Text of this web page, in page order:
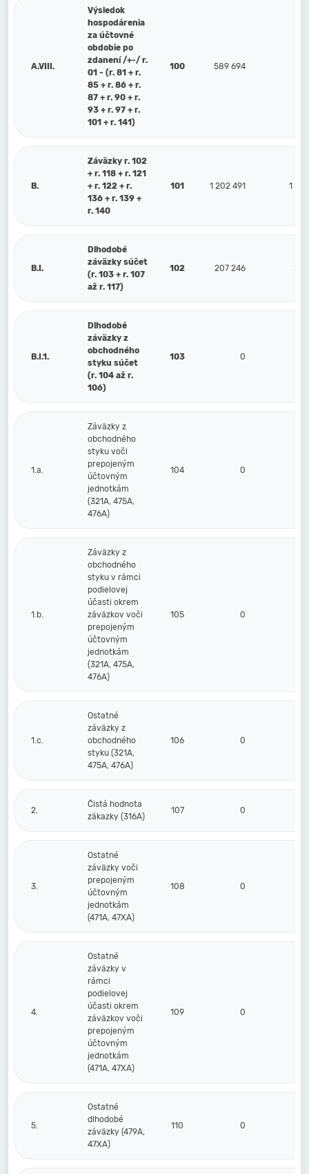
A.VIII.
Výsledok
hospodárenia
za účtovné
obdobie po
zdanení /+-/ r.
01 - (r. 81 + r.
85 + r. 86 + r.
87 + r. 90 + r.
93 + r. 97 + r.
101 + r. 141)
100 589 694
B.
Záväzky r. 102
+ r. 118 + r. 121
+ r. 122 + r.
136 + r. 139 +
r. 140
101 1 202 491 1
B.I.
Dlhodobé
záväzky súčet
(r. 103 + r. 107
až r. 117)
102 207 246
B.I.1.
Dlhodobé
záväzky z
obchodného
styku súčet
(r. 104 až r.
106)
103 0
1.a.
Záväzky z
obchodného
styku voči
prepojeným
účtovným
jednotkám
(321A, 475A,
476A)
104 0
1.b.
Záväzky z
obchodného
styku v rámci
podielovej
účasti okrem
záväzkov voči
prepojeným
účtovným
jednotkám
(321A, 475A,
476A)
105 0
1.c.
Ostatné
záväzky z
obchodného
styku (321A,
475A, 476A)
106 0
2.
Čistá hodnota
zákazky (316A)
107 0
3.
Ostatné
záväzky voči
prepojeným
účtovným
jednotkám
(471A, 47XA)
108 0
4.
Ostatné
záväzky v
rámci
podielovej
účasti okrem
záväzkov voči
prepojeným
účtovným
jednotkám
(471A, 47XA)
109 0
5.
Ostatné
dlhodobé
záväzky (479A,
47XA)
110 0